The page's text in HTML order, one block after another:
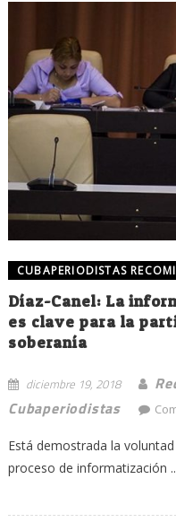
CUBAPERIODISTAS
Díaz-Canel: La
es clave para la
soberanía
diciembre 19, 2018
Cubaperiodistas
Está demostrada la
proceso de informatización